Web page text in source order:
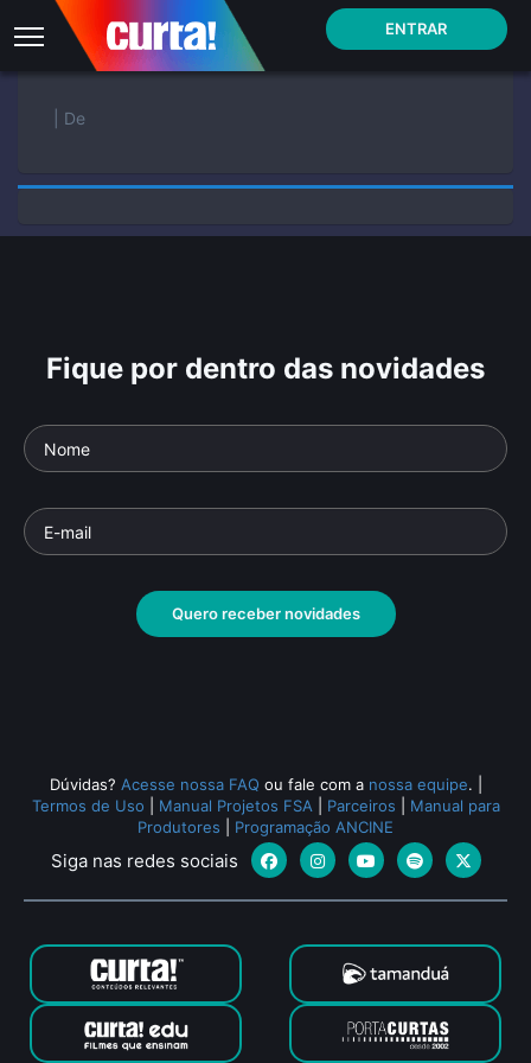
ENTRAR
| De
Fique por dentro das novidades
Quero receber novidades
Dúvidas? Acesse nossa FAQ ou fale com a nossa equipe.
Termos de Uso
Manual Projetos FSA Parceiros
Manual para
Produtores
Programação ANCINE
Siga nas redes sociais